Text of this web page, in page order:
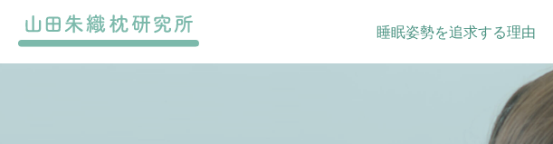
睡眠姿勢を追求する理由